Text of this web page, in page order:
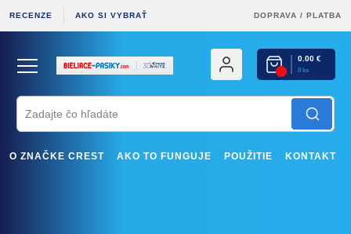
RECENZE AKO SI VYBRAŤ DOPRAVA / PLATBA
0.00 €
0 ks
O ZNAČKE CREST AKO TO FUNGUJE POUŽITIE KONTAKT